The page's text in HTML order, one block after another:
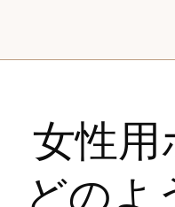
女性
どのよ